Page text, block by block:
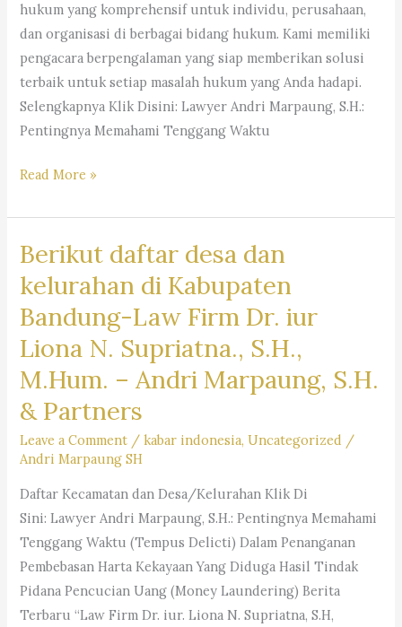
hukum yang komprehensif untuk individu, perusahaan,
dan organisasi di berbagai bidang hukum. Kami memiliki
pengacara berpengalaman yang siap memberikan solusi
terbaik untuk setiap masalah hukum yang Anda hadapi.
Selengkapnya Klik Disini: Lawyer Andri Marpaung, S.H.:
Pentingnya Memahami Tenggang Waktu
Ruang
Jasa
Hukum
Firm
Andri
Marpaung,
S.H.
M.H.-
Dr.
iur
Liona
N.
Supriatna.,
S.H.,
M.Hum.
&
Partners
Read More »
Berikut daftar desa dan
kelurahan di Kabupaten
Bandung-Law Firm Dr. iur
Liona N. Supriatna., S.H.,
M.Hum. – Andri Marpaung, S.H.
& Partners
Leave a Comment /kabar indonesia,Uncategorized /
Andri Marpaung SH
Daftar Kecamatan dan Desa/Kelurahan Klik Di
Sini: Lawyer Andri Marpaung, S.H.: Pentingnya Memahami
Tenggang Waktu (Tempus Delicti) Dalam Penanganan
Pembebasan Harta Kekayaan Yang Diduga Hasil Tindak
Pidana Pencucian Uang (Money Laundering) Berita
Terbaru “Law Firm Dr. iur. Liona N. Supriatna, S.H,